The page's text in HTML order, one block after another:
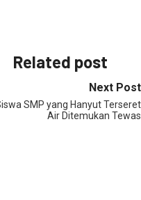
Next Post
SMP yang Hanyut Terseret
Air Ditemukan Tewas
Related post
HEADLINE